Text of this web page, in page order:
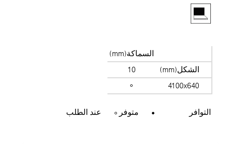
السماكة(mm)
الشكل(mm)
4100x640
التوافر متوفر عند الطلب